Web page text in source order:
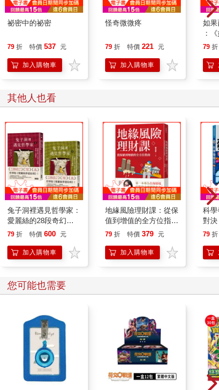
祕密中的祕密
79 折 特價 537 元
加入購物車
怪奇微微疼
79 折 特價 221 元
加入購物車
如
：
喵
79 折
其他人也看
兔子洞裡遇見哲學家：
愛麗絲的28段奇幻旅
程，尋找人生智慧
79 折 特價 600 元
加入購物車
地緣風險理財課：從保
值到增值的全方位指南
【附4張資產檢查表】
79 折 特價 379 元
加入購物車
科學
對決
79 折
您可能也需要